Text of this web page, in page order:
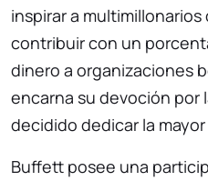
inspirar a
contribuir con un
dinero a organizaciones
encarna su devoción por
decidido dedicar la
Buffett posee una